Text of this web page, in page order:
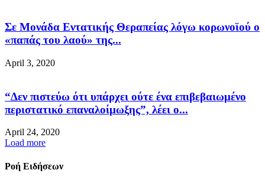
Σε Μονάδα Εντατικής Θεραπείας λόγω κορωνοϊού ο
«παπάς του λαού» της...
April 3, 2020
“Δεν πιστεύω ότι υπάρχει ούτε ένα επιβεβαιωμένο
περιστατικό επαναλοίμωξης”, λέει ο...
April 24, 2020
Load more
Ροή Ειδήσεων